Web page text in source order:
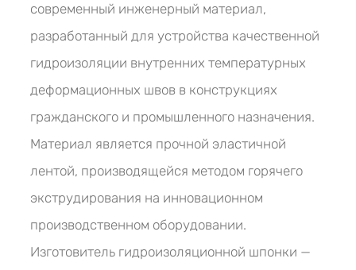
современный инженерный материал,
разработанный для устройства качественной
гидроизоляции внутренних температурных
деформационных швов в конструкциях
гражданского и промышленного назначения.
Материал является прочной эластичной
лентой, производящейся методом горячего
экструдирования на инновационном
производственном оборудовании.
Изготовитель гидроизоляционной шпонки —